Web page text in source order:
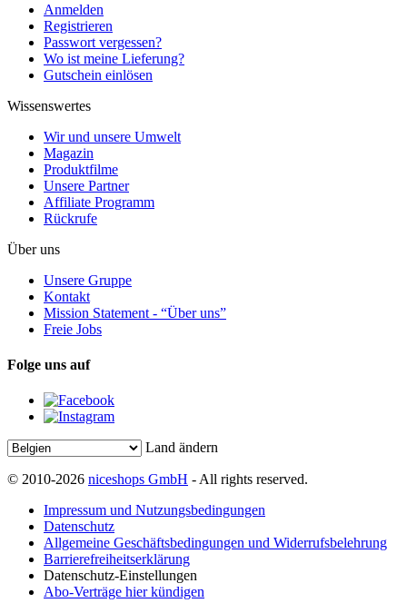
Anmelden
Registrieren
Passwort vergessen?
Wo ist meine Lieferung?
Gutschein einlösen
Wissenswertes
Wir und unsere Umwelt
Magazin
Produktfilme
Unsere Partner
Affiliate Programm
Rückrufe
Über uns
Unsere Gruppe
Kontakt
Mission Statement - “Über uns”
Freie Jobs
Folge uns auf
Land ändern
© 2010-2026 niceshops GmbH - All rights reserved.
Impressum und Nutzungsbedingungen
Datenschutz
Allgemeine Geschäftsbedingungen und Widerrufsbelehrung
Barrierefreiheitserklärung
Datenschutz-Einstellungen
Abo-Verträge hier kündigen